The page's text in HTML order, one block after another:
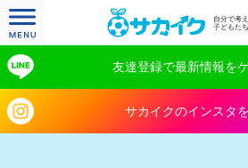
自分で考
子どもたち
友達登録で最新情報を
サカイクのインスタ